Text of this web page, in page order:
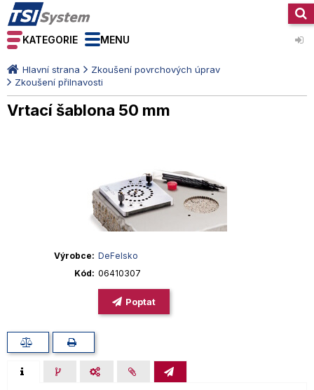
KATEGORIE MENU
Hlavní strana
Zkoušení povrchových úprav
Zkoušení přilnavosti
Vrtací šablona 50 mm
Výrobce
DeFelsko
Kód
06410307
Poptat